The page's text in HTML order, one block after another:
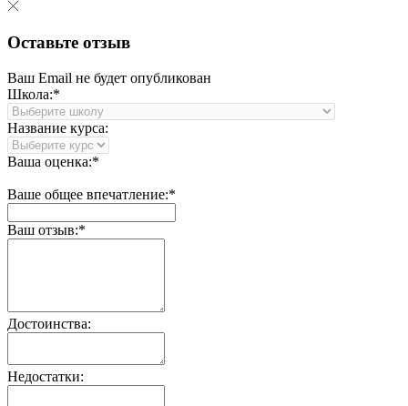
Оставьте отзыв
Ваш Email не будет опубликован
Школа:*
Название курса:
Ваша оценка:*
Ваше общее впечатление:*
Ваш отзыв:*
Достоинства:
Недостатки: